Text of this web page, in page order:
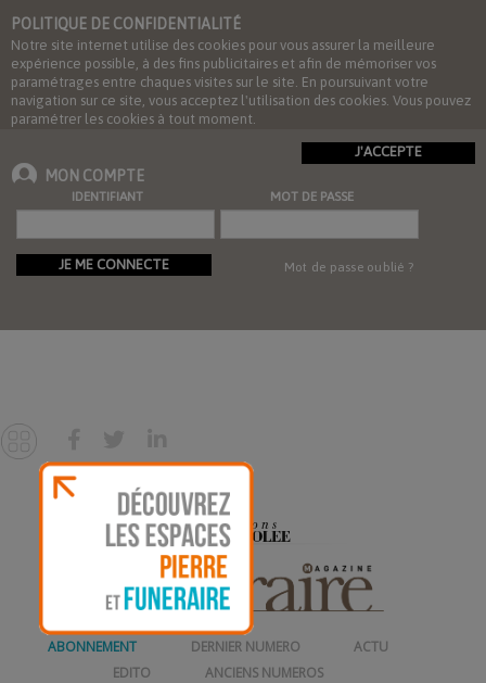
POLITIQUE DE CONFIDENTIALITÉ
Notre site internet utilise des cookies pour vous assurer la meilleure
expérience possible, à des fins publicitaires et afin de mémoriser vos
paramétrages entre chaques visites sur le site. En poursuivant votre
navigation sur ce site, vous acceptez l'utilisation des cookies. Vous pouvez
paramétrer les cookies à tout moment.
J'ACCEPTE
MON COMPTE
IDENTIFIANT MOT DE PASSE
JE ME CONNECTE Mot de passe oublié ?
ABONNEMENT DERNIER NUMERO
ACTU
EDITO
ANCIENS NUMEROS